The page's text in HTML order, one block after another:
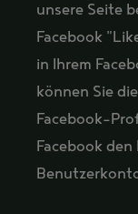
unsere Seite
Facebook
in Ihrem
können Sie
Facebook-
Facebook